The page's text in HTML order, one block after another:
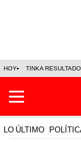
HOY TINKA
LO ÚLTIMO